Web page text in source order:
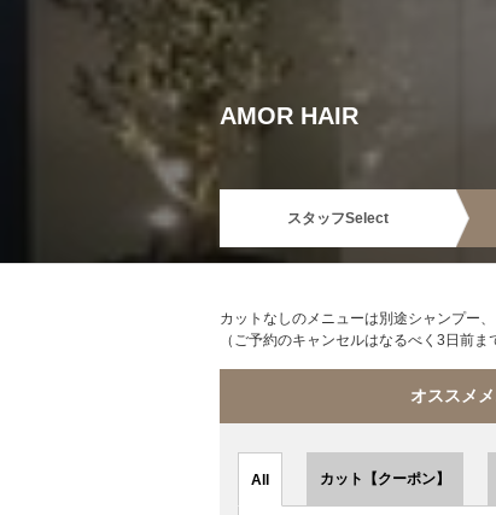
AMOR HAIR
スタッフSelect
カットなしのメニューは別途シャンプー
（ご予約のキャンセルはなるべく3日前ま
オススメ
All カット【クーポン】